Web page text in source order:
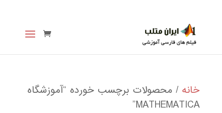
خانه / محصولات برچسب خورده “آموزشگاه
MATHEMATICA”